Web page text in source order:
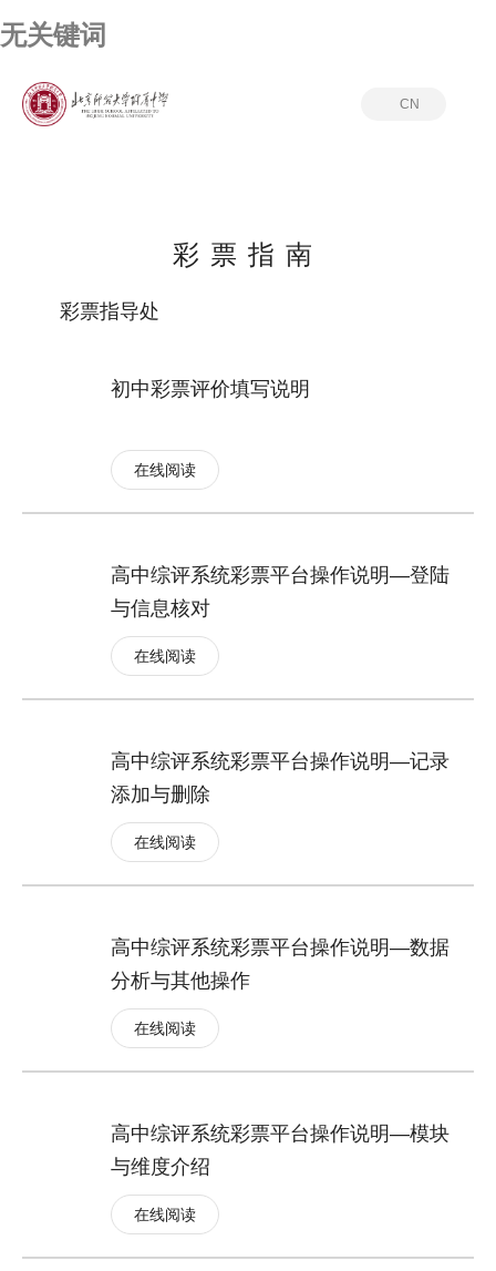
无关键词
CN
彩票指南
彩票指导处
初中彩票评价填写说明
在线阅读
高中综评系统彩票平台操作说明—登陆
与信息核对
在线阅读
高中综评系统彩票平台操作说明—记录
添加与删除
在线阅读
高中综评系统彩票平台操作说明—数据
分析与其他操作
在线阅读
高中综评系统彩票平台操作说明—模块
与维度介绍
在线阅读